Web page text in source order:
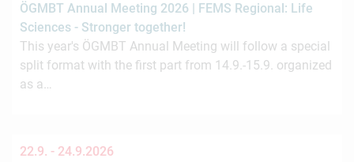
ÖGMBT Annual Meeting 2026 | FEMS Regional: Life
Sciences - Stronger together!
This year's ÖGMBT Annual Meeting will follow a special
split format with the first part from 14.9.-15.9. organized
as a…
22.9. - 24.9.2026